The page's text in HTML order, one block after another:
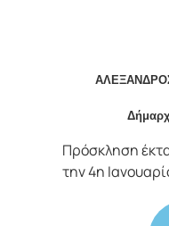
Πρόσκληση
την 4η